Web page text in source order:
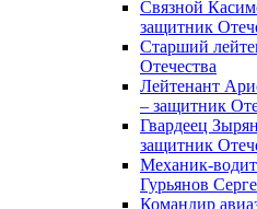
Связной
защитник
Старший
Отечества
Лейтенант
– защитник
Гвардеец
защитник
Механик-
Гурьянов
Командир